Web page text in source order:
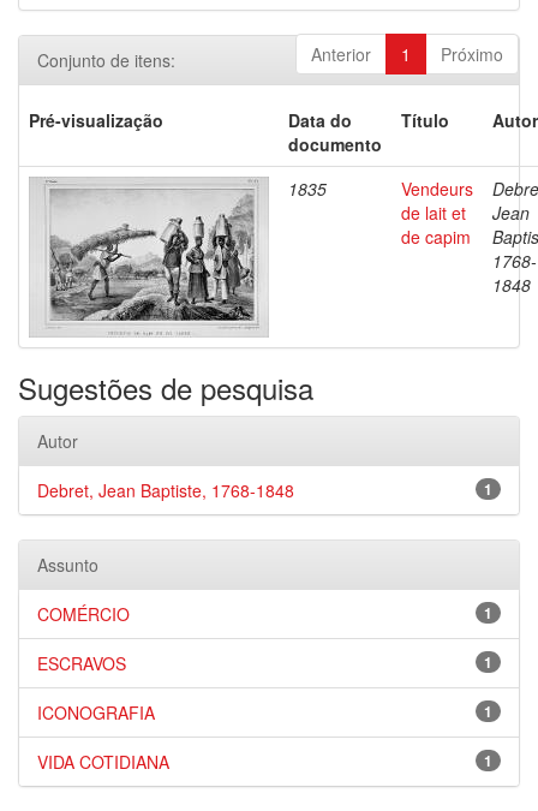
Anterior 1 Próximo
Conjunto de itens:
Pré-visualização
Data do
documento
Título
1835
Vendeurs
de lait et
de capim
Jean
1768-
1848
Sugestões de pesquisa
Autor
1
Debret, Jean Baptiste, 1768-1848
Assunto
1
COMÉRCIO
1
ESCRAVOS
1
ICONOGRAFIA
1
VIDA COTIDIANA